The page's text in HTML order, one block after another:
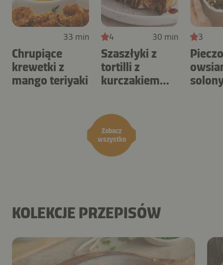
Zobacz
wszystko
33 min
Chrupiące
krewetki z
mango teriyaki
4 30 min
Szaszłyki z
tortilli z
kurczakiem
3
KOLEKCJE PRZEPISÓW